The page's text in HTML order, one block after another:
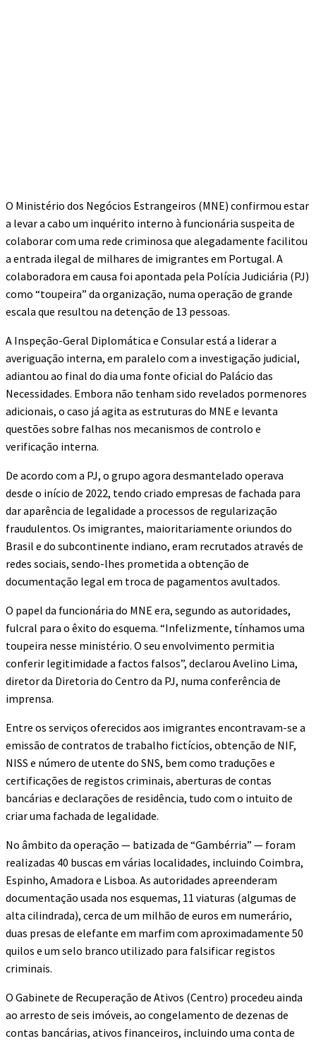
O Ministério dos Negócios Estrangeiros (MNE) confirmou estar
a levar a cabo um inquérito interno à funcionária suspeita de
colaborar com uma rede criminosa que alegadamente facilitou
a entrada ilegal de milhares de imigrantes em Portugal. A
colaboradora em causa foi apontada pela Polícia Judiciária (PJ)
como “toupeira” da organização, numa operação de grande
escala que resultou na detenção de 13 pessoas.
A Inspeção-Geral Diplomática e Consular está a liderar a
averiguação interna, em paralelo com a investigação judicial,
adiantou ao final do dia uma fonte oficial do Palácio das
Necessidades. Embora não tenham sido revelados pormenores
adicionais, o caso já agita as estruturas do MNE e levanta
questões sobre falhas nos mecanismos de controlo e
verificação interna.
De acordo com a PJ, o grupo agora desmantelado operava
desde o início de 2022, tendo criado empresas de fachada para
dar aparência de legalidade a processos de regularização
fraudulentos. Os imigrantes, maioritariamente oriundos do
Brasil e do subcontinente indiano, eram recrutados através de
redes sociais, sendo-lhes prometida a obtenção de
documentação legal em troca de pagamentos avultados.
O papel da funcionária do MNE era, segundo as autoridades,
fulcral para o êxito do esquema. “Infelizmente, tínhamos uma
toupeira nesse ministério. O seu envolvimento permitia
conferir legitimidade a factos falsos”, declarou Avelino Lima,
diretor da Diretoria do Centro da PJ, numa conferência de
imprensa.
Entre os serviços oferecidos aos imigrantes encontravam-se a
emissão de contratos de trabalho fictícios, obtenção de NIF,
NISS e número de utente do SNS, bem como traduções e
certificações de registos criminais, aberturas de contas
bancárias e declarações de residência, tudo com o intuito de
criar uma fachada de legalidade.
No âmbito da operação — batizada de “Gambérria” — foram
realizadas 40 buscas em várias localidades, incluindo Coimbra,
Espinho, Amadora e Lisboa. As autoridades apreenderam
documentação usada nos esquemas, 11 viaturas (algumas de
alta cilindrada), cerca de um milhão de euros em numerário,
duas presas de elefante em marfim com aproximadamente 50
quilos e um selo branco utilizado para falsificar registos
criminais.
O Gabinete de Recuperação de Ativos (Centro) procedeu ainda
ao arresto de seis imóveis, ao congelamento de dezenas de
contas bancárias, ativos financeiros, incluindo uma conta de